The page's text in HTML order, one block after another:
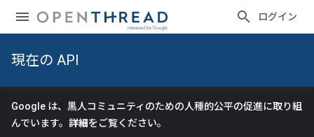
ログイン
現在の API
Google は、黒人コミュニティのための人種的公平の促進に取り組
んでいます。 詳細をご覧ください。